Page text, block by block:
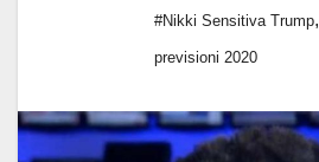
#Nikki Sensitiva Trump,
previsioni 2020